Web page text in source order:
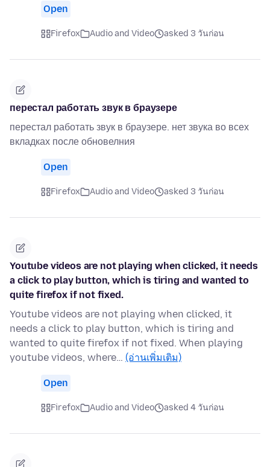
Open
Firefox Audio and Video asked 3 วันก่อน
перестал работать звук в браузере
перестал работать звук в браузере. нет звука во всех
вкладках после обновелния
Open
Firefox Audio and Video asked 3 วันก่อน
Youtube videos are not playing when clicked, it needs
a click to play button, which is tiring and wanted to
quite firefox if not fixed.
Youtube videos are not playing when clicked, it
needs a click to play button, which is tiring and
wanted to quite firefox if not fixed. When playing
youtube videos, where… (อ่านเพิ่มเติม)
Open
Firefox Audio and Video asked 4 วันก่อน